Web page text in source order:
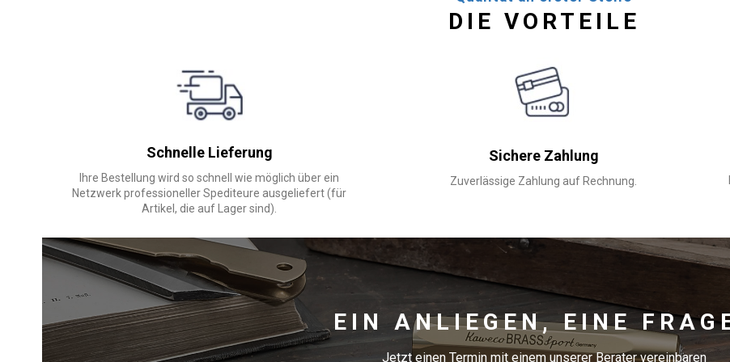
DIE VORTEILE
Schnelle Lieferung
Ihre Bestellung wird so schnell wie möglich über ein
Netzwerk professioneller Spediteure ausgeliefert (für
Artikel, die auf Lager sind).
Sichere Zahlung
Zuverlässige Zahlung auf Rechnung.
EIN ANLIEGEN, EINE
Jetzt einen Termin mit einem unserer Berater vereinbaren